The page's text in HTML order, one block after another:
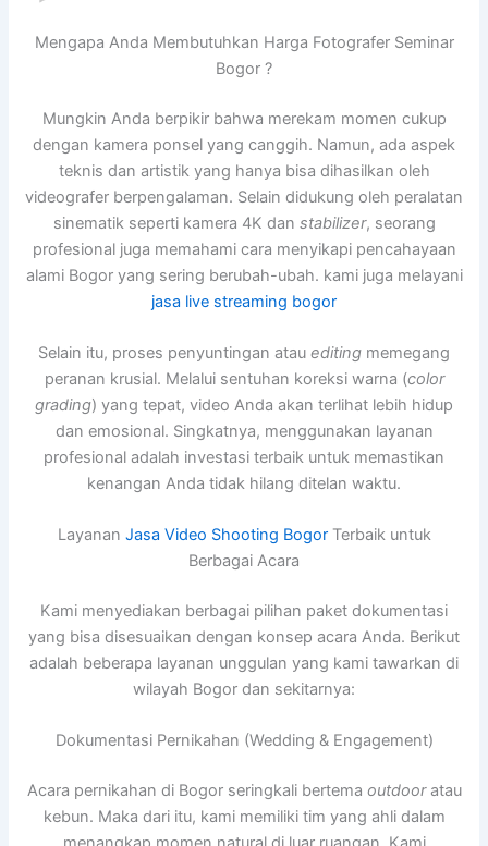
Mengapa Anda Membutuhkan Harga Fotografer Seminar
Bogor ?
Mungkin Anda berpikir bahwa merekam momen cukup
dengan kamera ponsel yang canggih. Namun, ada aspek
teknis dan artistik yang hanya bisa dihasilkan oleh
videografer berpengalaman. Selain didukung oleh peralatan
sinematik seperti kamera 4K dan stabilizer, seorang
profesional juga memahami cara menyikapi pencahayaan
alami Bogor yang sering berubah-ubah. kami juga melayani
jasa live streaming bogor
Selain itu, proses penyuntingan atau editing memegang
peranan krusial. Melalui sentuhan koreksi warna (color
grading) yang tepat, video Anda akan terlihat lebih hidup
dan emosional. Singkatnya, menggunakan layanan
profesional adalah investasi terbaik untuk memastikan
kenangan Anda tidak hilang ditelan waktu.
Layanan Jasa Video Shooting BogorTerbaik untuk
Berbagai Acara
Kami menyediakan berbagai pilihan paket dokumentasi
yang bisa disesuaikan dengan konsep acara Anda. Berikut
adalah beberapa layanan unggulan yang kami tawarkan di
wilayah Bogor dan sekitarnya:
Dokumentasi Pernikahan (Wedding & Engagement)
Acara pernikahan di Bogor seringkali bertema outdooratau
kebun. Maka dari itu, kami memiliki tim yang ahli dalam